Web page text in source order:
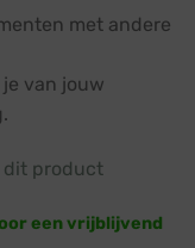
met andere
van jouw
dit product
een vrijblijvend